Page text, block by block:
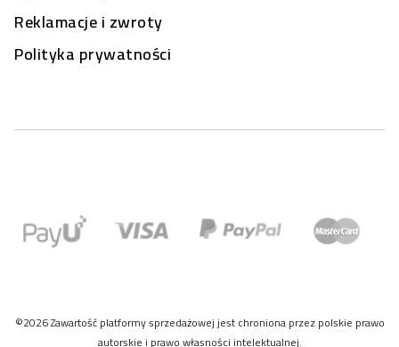
Reklamacje i zwroty
Polityka prywatności
©2026 Zawartość platformy sprzedażowej jest chroniona przez polskie prawo
autorskie i prawo własności intelektualnej.